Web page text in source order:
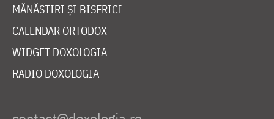
MĂNĂSTIRI ȘI BISERICI
CALENDAR ORTODOX
WIDGET DOXOLOGIA
RADIO DOXOLOGIA